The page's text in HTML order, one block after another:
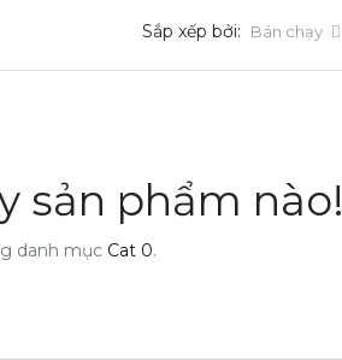
Sắp xếp bởi: Bán chạy
sản phẩm nào!
danh mục Cat 0.